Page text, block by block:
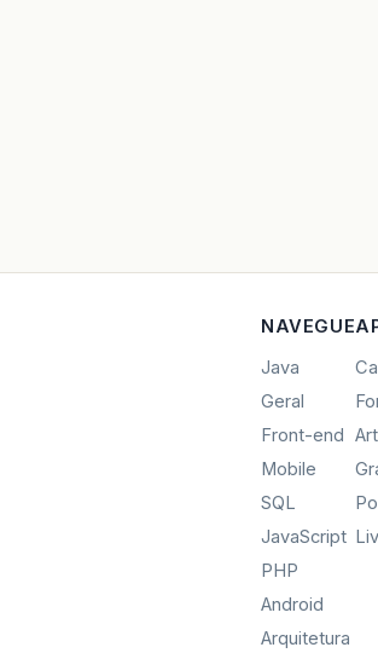
NAVEGUE
Java
Geral
Front-end
Mobile
SQL
JavaScript
PHP
Android
Arquitetura